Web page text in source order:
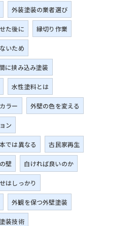
外装塗装の業者選び
た後に 縁切り作業
いため
に挟み込み塗装
水性塗料とは
ラー 外壁の色を変える
ン
では異なる 古民家再生
壁 白ければ良いのか
はしっかり
外観を保つ外壁塗装
装技術